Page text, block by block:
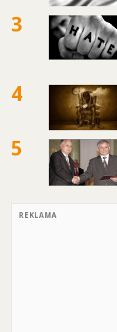
3
4
5
REKLAMA